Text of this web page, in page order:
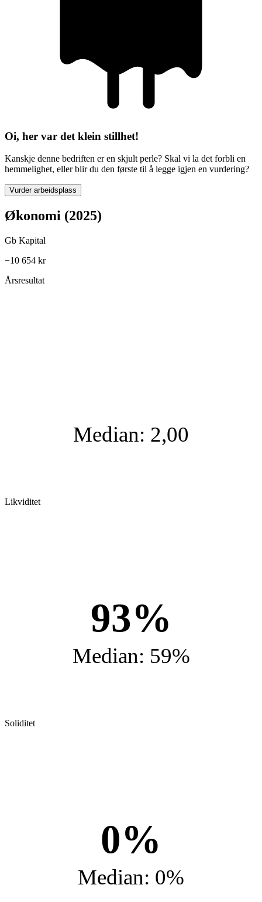
Oi, her var det klein stillhet!
Kanskje denne bedriften er en skjult perle? Skal vi la det forbli en
hemmelighet, eller blir du den første til å legge igjen en vurdering?
Vurder arbeidsplass
Økonomi (2025)
Gb Kapital
−10 654 kr
Årsresultat
Median: 2,00
Likviditet
93%
Median: 59%
Soliditet
0%
Median: 0%